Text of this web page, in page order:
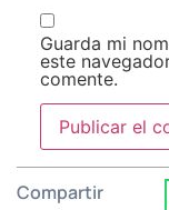
Guarda mi
este
comente.
Compartir